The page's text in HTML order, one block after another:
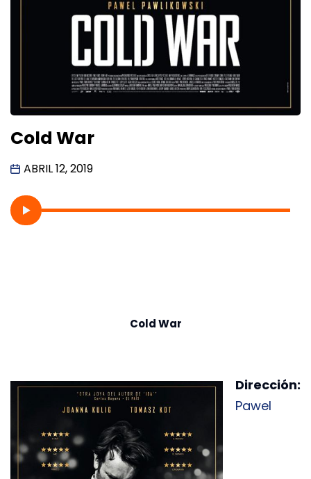
Cold War
ABRIL 12, 2019
Cold War
Dirección:
Pawel